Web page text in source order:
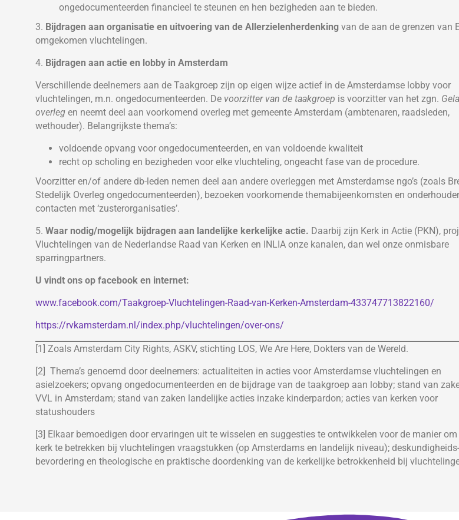
ongedocumenteerden financieel te steunen en hen bezigheden aan te bieden.
3. Bijdragen aan organisatie en uitvoering van de Allerzielenherdenking van de aan de grenzen van
omgekomen vluchtelingen.
4. Bijdragen aan actie en lobby in Amsterdam
Verschillende deelnemers aan de Taakgroep zijn op eigen wijze actief in de Amsterdamse lobby voor
vluchtelingen, m.n. ongedocumenteerden. De voorzitter van de taakgroep is voorzitter van het zgn.
overleg en neemt deel aan voorkomend overleg met gemeente Amsterdam (ambtenaren, raadsleden,
wethouder). Belangrijkste thema’s:
voldoende opvang voor ongedocumenteerden, en van voldoende kwaliteit
recht op scholing en bezigheden voor elke vluchteling, ongeacht fase van de procedure.
Voorzitter en/of andere db-leden nemen deel aan andere overleggen met Amsterdamse ngo’s (zoals
Stedelijk Overleg ongedocumenteerden), bezoeken voorkomende themabijeenkomsten en
contacten met ‘zusterorganisaties’.
5. Waar nodig/mogelijk bijdragen aan landelijke kerkelijke actie. Daarbij zijn Kerk in Actie (PKN),
Vluchtelingen van de Nederlandse Raad van Kerken en INLIA onze kanalen, dan wel onze onmisbare
sparringpartners.
U vindt ons op facebook en internet:
www.facebook.com/Taakgroep-Vluchtelingen-Raad-van-Kerken-Amsterdam-433747713822160/
https://rvkamsterdam.nl/index.php/vluchtelingen/over-ons/
[1] Zoals Amsterdam City Rights, ASKV, stichting LOS, We Are Here, Dokters van de Wereld.
[2] Thema’s genoemd door deelnemers: actualiteiten in acties voor Amsterdamse vluchtelingen en
asielzoekers; opvang ongedocumenteerden en de bijdrage van de taakgroep aan lobby; stand van
VVL in Amsterdam; stand van zaken landelijke acties inzake kinderpardon; acties van kerken voor
statushouders
[3] Elkaar bemoedigen door ervaringen uit te wisselen en suggesties te ontwikkelen voor de manier om
kerk te betrekken bij vluchtelingen vraagstukken (op Amsterdams en landelijk niveau); deskundigheids-
bevordering en theologische en praktische doordenking van de kerkelijke betrokkenheid bij